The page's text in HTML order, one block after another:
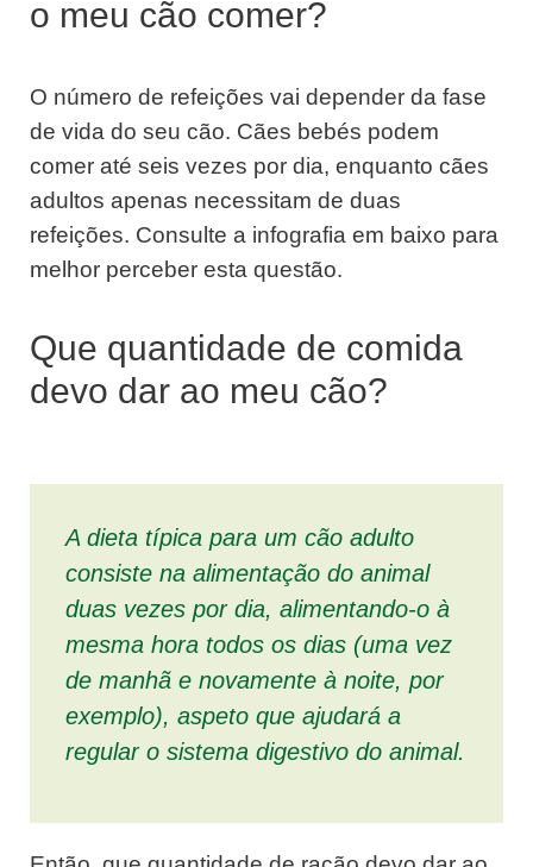
o meu cão comer?
O número de refeições vai depender da fase
de vida do seu cão. Cães bebés podem
comer até seis vezes por dia, enquanto cães
adultos apenas necessitam de duas
refeições. Consulte a infografia em baixo para
melhor perceber esta questão.
Que quantidade de comida
devo dar ao meu cão?
A dieta típica para um cão adulto
consiste na alimentação do animal
duas vezes por dia, alimentando-o à
mesma hora todos os dias (uma vez
de manhã e novamente à noite, por
exemplo), aspeto que ajudará a
regular o sistema digestivo do animal.